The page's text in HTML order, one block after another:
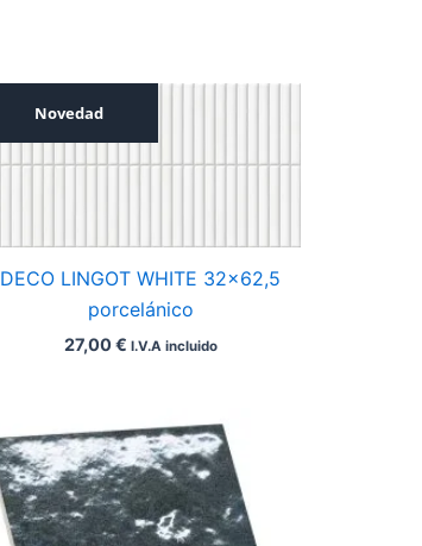
Novedad
DECO LINGOT WHITE 32×62,5
porcelánico
27,00€ I.V.A incluido